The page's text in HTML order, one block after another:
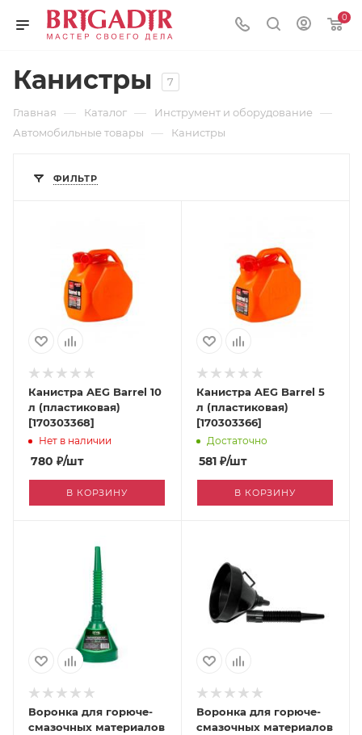
0
Канистры 7
Главная — Каталог — Инструмент и оборудование —
Автомобильные товары — Канистры
ФИЛЬТР
Канистра AEG Barrel 10
л (пластиковая)
[170303368]
Нет в наличии
780 ₽/шт
В КОРЗИНУ
Канистра AEG Barrel 5
л (пластиковая)
[170303366]
Достаточно
581 ₽/шт
В КОРЗИНУ
Воронка для горюче-
смазочных материалов
Воронка для горюче-
смазочных материалов